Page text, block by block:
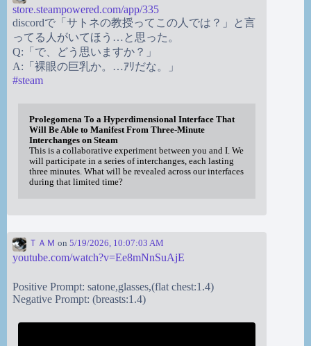
store.steampowered.com/app/335
discordで「サトネの教授ってこの人では？」と言
ってる人がいてほう…と思った。
Q:「で、どう思いますか？」
A:「裸眼の巨乳か。…ｱﾘだな。」
#steam
Prolegomena To a Hyperdimensional Interface That
Will Be Able to Manifest From Three-Minute
Interchanges on Steam
This is a collaborative experiment between you and I. We
will participate in a series of interchanges, each lasting
three minutes. What will be revealed across our interfaces
during that limited time?
ＴＡＭ on 5/19/2026, 10:07:03 AM
youtube.com/watch?v=Ee8mNnSuAjE
Positive Prompt: satone,glasses,(flat chest:1.4)
Negative Prompt: (breasts:1.4)